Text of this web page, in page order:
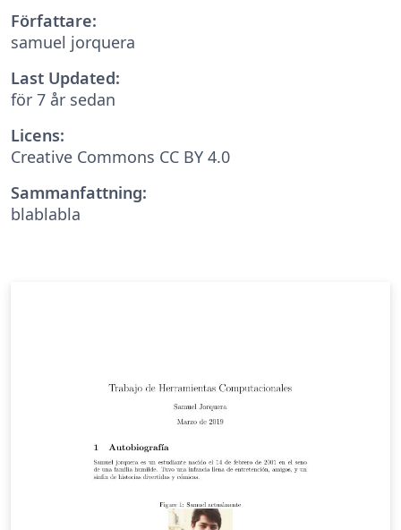
Författare:
samuel jorquera
Last Updated:
för 7 år sedan
Licens:
Creative Commons CC BY 4.0
Sammanfattning:
blablabla